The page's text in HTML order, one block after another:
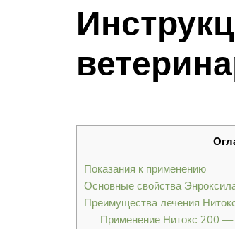
Показания к применению
Основные свойства
Преимущества лечения
Применение Нитокс 200 —